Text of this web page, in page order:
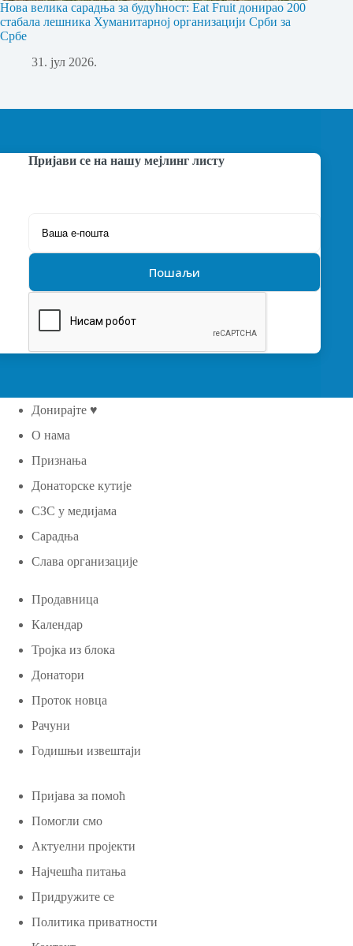
Нова велика сарадња за будућност: Eat Fruit донирао 200
стабала лешника Хуманитарној организацији Срби за
Србе
31. јул 2026.
Пријави се на нашу мејлинг листу
Донирајте ♥
О нама
Признања
Донаторске кутије
СЗС у медијама
Сарадња
Слава организације
Продавница
Календар
Тројка из блока
Донатори
Проток новца
Рачуни
Годишњи извештаји
Пријава за помоћ
Помогли смо
Актуелни пројекти
Најчешћа питања
Придружите се
Политика приватности